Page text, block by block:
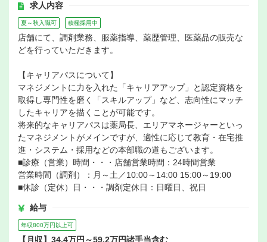
求人内容
夏～秋入職可 積極採用中
店舗にて、調剤業務、服薬指導、薬歴管理、医薬品の販売な
どを行っていただきます。
【キャリアパスについて】
マネジメントに力を入れた「キャリアアップ」と認定資格を
取得し専門性を磨く「スキルアップ」など、志向性にマッチ
したキャリアを描くことが可能です。
将来的なキャリアパスは薬局長、エリアマネージャーといっ
たマネジメントがメインですが、適性に応じて教育・在宅推
進・システム・採用などの本部職の道もございます。
■診療（営業）時間・・・店舗営業時間：24時間営業
営業時間（調剤）：月～土／10:00～14:00 15:00～19:00
■休診（定休）日・・・調剤定休日：日曜日、祝日
給与
年収800万円以上可
【月収】34.4万円～59.2万円諸手当含む